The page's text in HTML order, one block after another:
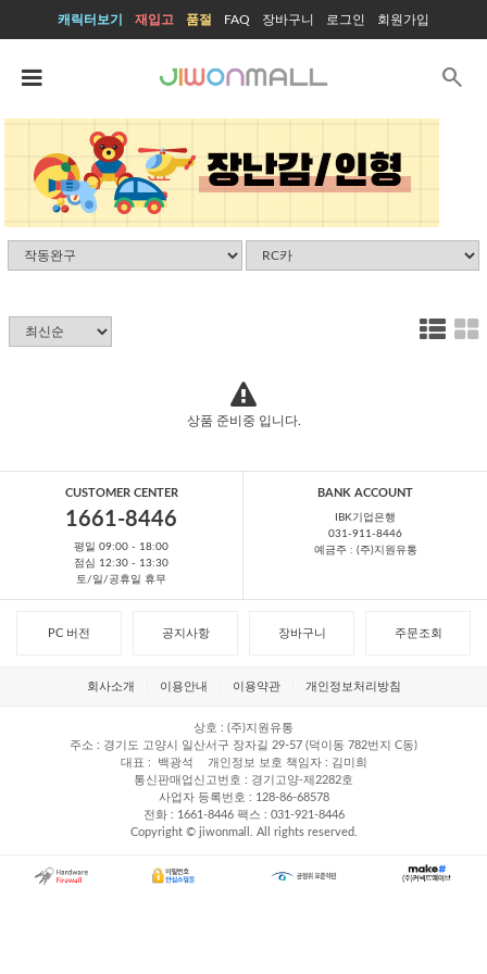
캐릭터보기 재입고 품절 FAQ 장바구니 로그인 회원가입
search
상품 준비중 입니다.
CUSTOMER CENTER
1661-8446
평일 09:00 - 18:00
점심 12:30 - 13:30
토/일/공휴일 휴무
BANK ACCOUNT
IBK기업은행
031-911-8446
예금주 : (주)지원유통
PC 버전 공지사항 장바구니 주문조회
회사소개 이용안내 이용약관 개인정보처리방침
상호
(주)지원유통
주소
경기도 고양시 일산서구 장자길 29-57 (덕이동 782번지 C동)
대표
백광석 개인정보 보호 책임자
김미희
통신판매업신고번호
경기고양-제2282호
사업자 등록번호
128-86-68578
전화
1661-8446 팩스
031-921-8446
Copyright © jiwonmall. All rights reserved.